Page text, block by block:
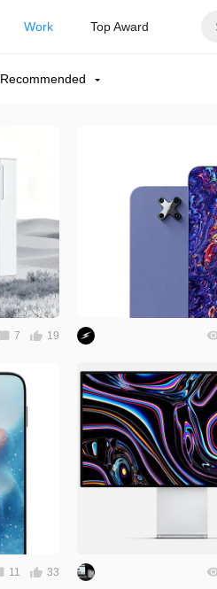
Work Top Award
Recommended
7 19
11 33